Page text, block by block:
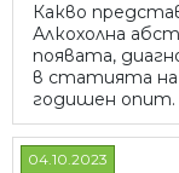
Какво
Алкохолна
появата,
в статията на
годишен опит.
04.10.2023